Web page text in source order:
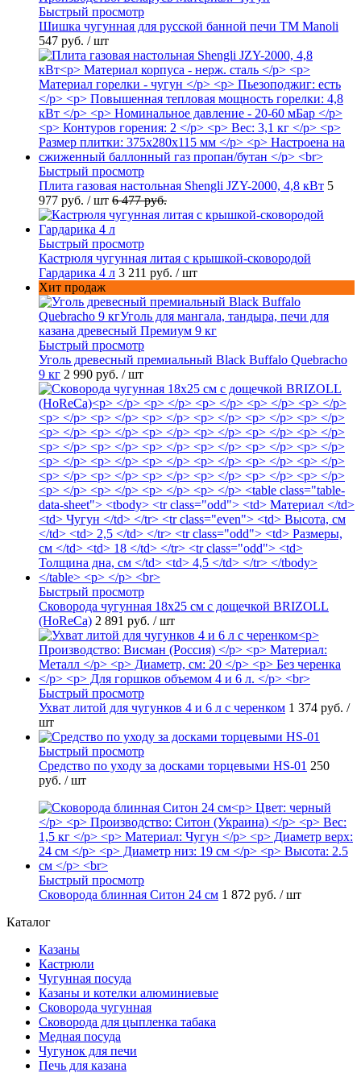
Быстрый просмотр
Шишка чугунная для русской банной печи ТМ Manoli
547 руб. / шт
Быстрый просмотр
Плита газовая настольная Shengli JZY-2000, 4,8 кВт 5
977 руб. / шт 6 477 руб.
Быстрый просмотр
Кастрюля чугунная литая с крышкой-сковородой
Гардарика 4 л 3 211 руб. / шт
Хит продаж
Быстрый просмотр
Уголь древесный премиальный Black Buffalo Quebracho
9 кг 2 990 руб. / шт
Быстрый просмотр
Сковорода чугунная 18х25 см с дощечкой BRIZOLL
(HoReCa) 2 891 руб. / шт
Быстрый просмотр
Ухват литой для чугунков 4 и 6 л с черенком 1 374 руб. /
шт
Быстрый просмотр
Средство по уходу за досками торцевыми HS-01 250
руб. / шт
Быстрый просмотр
Сковорода блинная Ситон 24 см 1 872 руб. / шт
Каталог
Казаны
Кастрюли
Чугунная посуда
Казаны и котелки алюминиевые
Сковорода чугунная
Сковорода для цыпленка табака
Медная посуда
Чугунок для печи
Печь для казана